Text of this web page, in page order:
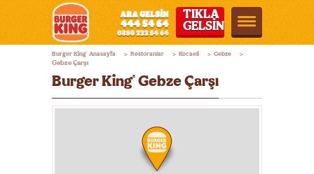
Burger
King®
Türkiye
TIKLA
GELSİN
Burger King® Anasayfa > Restoranlar > Kocaeli > Gebze >
Gebze Çarşı
Burger King® Gebze Çarşı